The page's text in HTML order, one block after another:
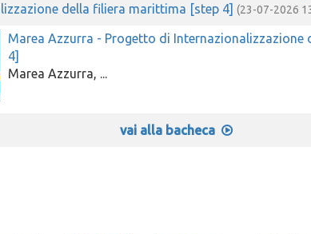
della filiera marittima [step 4] (23-07-2026
Marea Azzurra - Progetto di
4]
Marea Azzurra, ...
vai alla bacheca